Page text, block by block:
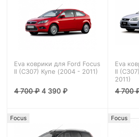
Eva коврики для Ford Focus
II (C307) Купе (2004 - 2011)
4 700₽ 4 390₽
Eva
II
2011)
4 700
Focus Focus